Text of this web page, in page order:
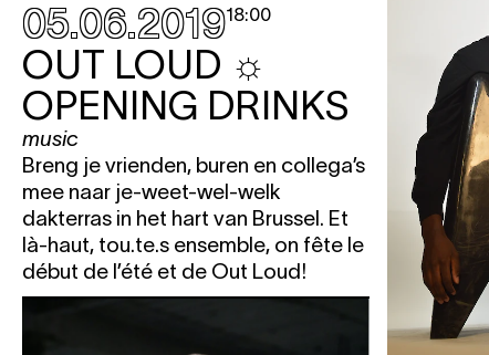
05.06.201918:00
OUT LOUD ☼
OPENING DRINKS
music
Breng je vrienden, buren en collega’s
mee naar je-weet-wel-welk
dakterras in het hart van Brussel. Et
là-haut, tou.te.s ensemble, on fête le
début de l’été et de Out Loud!